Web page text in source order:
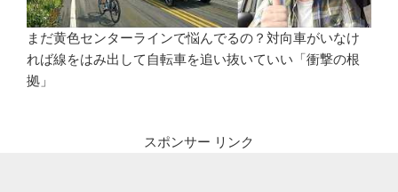
まだ黄色センターラインで悩んでるの？対向車がいなけ
れば線をはみ出して自転車を追い抜いていい「衝撃の根
拠」
スポンサー リンク